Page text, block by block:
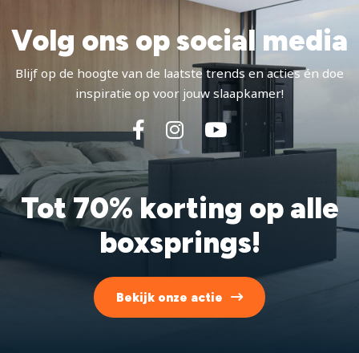
Volg ons op social media
Blijf op de hoogte van de laatste trends en acties én doe
inspiratie op voor jouw slaapkamer!
Tot 70% korting op alle
boxsprings!
Bekijk onze actie